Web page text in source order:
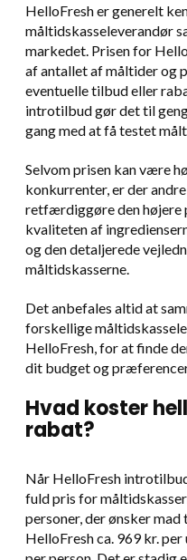
HelloFresh er generelt
måltidskasseleverandør
markedet. Prisen for
af antallet af måltider og
eventuelle tilbud eller
introtilbud gør det til
gang med at få testet
Selvom prisen kan være
konkurrenter, er der
retfærdiggøre den højere
kvaliteten af
og den detaljerede
måltidskasserne.
Det anbefales altid at
forskellige
HelloFresh, for at finde
dit budget og
Hvad koster
rabat?
Når HelloFresh
fuld pris for
personer, der ønsker
HelloFresh ca. 969 kr.